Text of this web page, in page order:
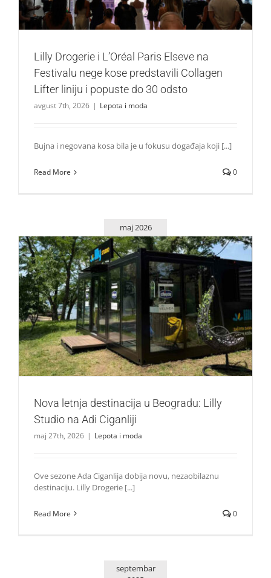
Lilly Drogerie i L’Oréal Paris Elseve na
Festivalu nege kose predstavili Collagen
Lifter liniju i popuste do 30 odsto
avgust 7th, 2026 | Lepota i moda
Bujna i negovana kosa bila je u fokusu događaja koji [...]
Read More 0
maj 2026
Nova letnja destinacija u Beogradu: Lilly Studio na Adi
Ciganliji
Lepota i moda
Nova letnja destinacija u Beogradu: Lilly
Studio na Adi Ciganliji
maj 27th, 2026 | Lepota i moda
Ove sezone Ada Ciganlija dobija novu, nezaobilaznu
destinaciju. Lilly Drogerie [...]
Read More 0
septembar